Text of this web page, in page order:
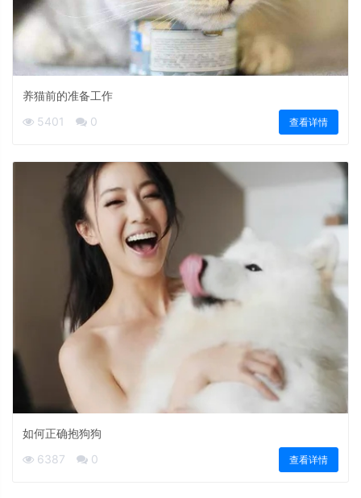
养猫前的准备工作
5401
0 查看详情
如何正确抱狗狗
6387
0 查看详情